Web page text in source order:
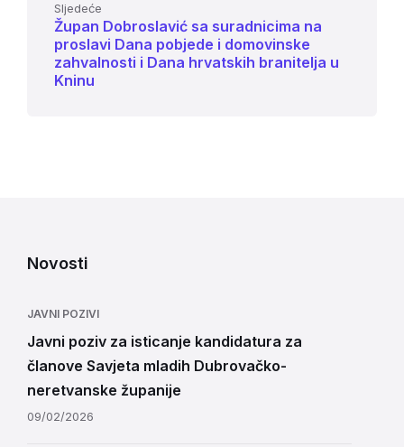
Sljedeće
Župan Dobroslavić sa suradnicima na
proslavi Dana pobjede i domovinske
zahvalnosti i Dana hrvatskih branitelja u
Kninu
Novosti
JAVNI POZIVI
Javni poziv za isticanje kandidatura za
članove Savjeta mladih Dubrovačko-
neretvanske županije
09/02/2026